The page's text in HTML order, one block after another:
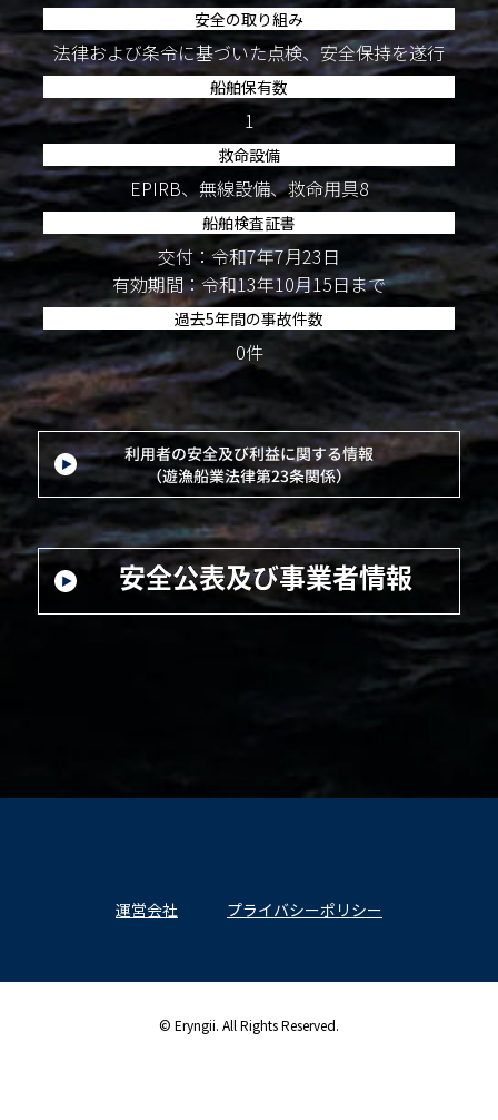
安全の取り組み
法律および条令に基づいた点検、安全保持を遂行
船舶保有数
1
救命設備
EPIRB、無線設備、救命用具8
船舶検査証書
交付：令和7年7月23日
有効期間：令和13年10月15日まで
過去5年間の事故件数
0件
運営会社 プライバシーポリシー
© Eryngii. All Rights Reserved.